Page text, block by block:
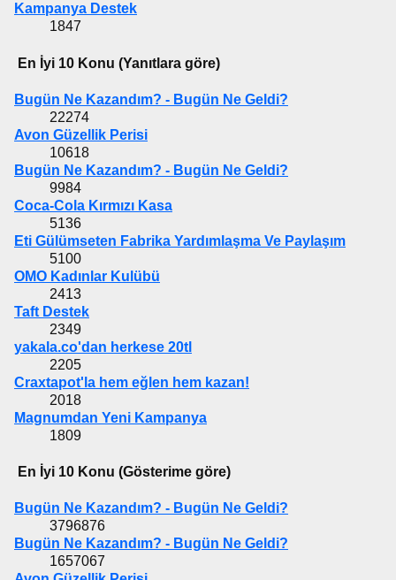
Kampanya Destek
1847
En İyi 10 Konu (Yanıtlara göre)
Bugün Ne Kazandım? - Bugün Ne Geldi?
22274
Avon Güzellik Perisi
10618
Bugün Ne Kazandım? - Bugün Ne Geldi?
9984
Coca-Cola Kırmızı Kasa
5136
Eti Gülümseten Fabrika Yardımlaşma Ve Paylaşım
5100
OMO Kadınlar Kulübü
2413
Taft Destek
2349
yakala.co'dan herkese 20tl
2205
Craxtapot'la hem eğlen hem kazan!
2018
Magnumdan Yeni Kampanya
1809
En İyi 10 Konu (Gösterime göre)
Bugün Ne Kazandım? - Bugün Ne Geldi?
3796876
Bugün Ne Kazandım? - Bugün Ne Geldi?
1657067